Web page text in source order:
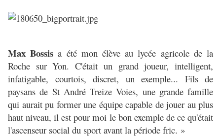
Max Bossis a été mon élève au lycée agricole de la
Roche sur Yon. C'était un grand joueur, intelligent,
infatigable, courtois, discret, un exemple... Fils de
paysans de St André Treize Voies, une grande famille
qui aurait pu former une équipe capable de jouer au plus
haut niveau, il est pour moi le bon exemple de ce qu'était
l'ascenseur social du sport avant la période fric. »